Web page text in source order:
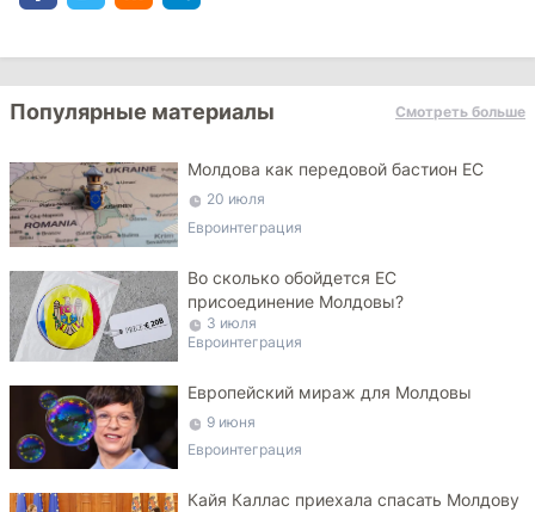
Популярные материалы Смотреть больше
Молдова как передовой бастион ЕС
20 июля
Евроинтеграция
Во сколько обойдется ЕС
присоединение Молдовы?
3 июля
Евроинтеграция
Европейский мираж для Молдовы
9 июня
Евроинтеграция
Кайя Каллас приехала спасать Молдову